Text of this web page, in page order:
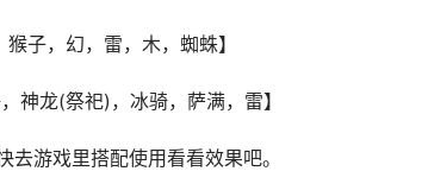
子，幻，雷，木，蜘蛛】
龙(祭祀)，冰骑，萨满，雷】
游戏里搭配使用看看效果吧。